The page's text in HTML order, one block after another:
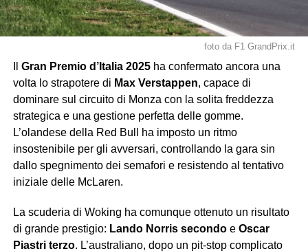
foto da F1 GrandPrix.it
Gran Premio d’Italia 2025ha confermato ancora una
volta lo strapotere di Max Verstappen, capace di
dominare sul circuito di Monza con la solita freddezza
strategica e una gestione perfetta delle gomme.
L’olandese della Red Bull ha imposto un ritmo
insostenibile per gli avversari, controllando la gara sin
dallo spegnimento dei semafori e resistendo al tentativo
iniziale delle McLaren.
La scuderia di Woking ha comunque ottenuto un risultato
di grande prestigio: Lando Norris secondoe Oscar
Piastri terzo. L’australiano, dopo un pit-stop complicato